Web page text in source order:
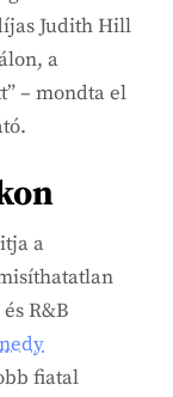
Judith Hill
a
– mondta el
a
R&B
fiatal